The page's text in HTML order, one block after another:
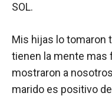
SOL.
Mis hijas lo tomaron
tienen la mente mas
mostraron a
marido es positivo